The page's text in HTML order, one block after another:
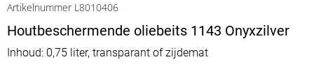
Artikelnummer L8010406
Houtbeschermende oliebeits 1143 Onyxzilver
Inhoud: 0,75 liter, transparant of zijdemat